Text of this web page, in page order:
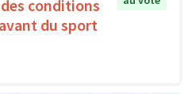
conditions
du sport